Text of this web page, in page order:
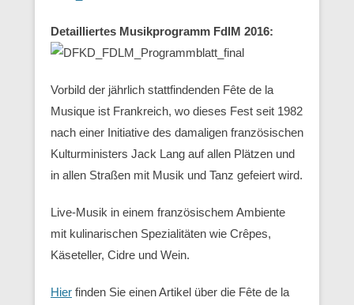
Detailliertes Musikprogramm FdlM 2016:
Vorbild der jährlich stattfindenden Fête de la
Musique ist Frankreich, wo dieses Fest seit 1982
nach einer Initiative des damaligen französischen
Kulturministers Jack Lang auf allen Plätzen und
in allen Straßen mit Musik und Tanz gefeiert wird.
Live-Musik in einem französischem Ambiente
mit kulinarischen Spezialitäten wie Crêpes,
Käseteller, Cidre und Wein.
Hier finden Sie einen Artikel über die Fête de la